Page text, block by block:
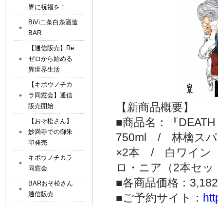
【新商品概要】
■商品名：『
750ml / 林檎スパ
×2本 / 白ワイン
ロ・ニア（2本セ
■各商品価格：
■ご予約サイト：
界に祝福を！
BiVi二条白糸酒造
BAR
【通信販売】Re:
ゼロから始める
異世界生活
【キボウノチカ
ラ同窓会】通信
販売開始
【おそ松さん】
妙満寺での御朱
印発売
キボウノチカラ
同窓会
BARおそ松さん
通信販売